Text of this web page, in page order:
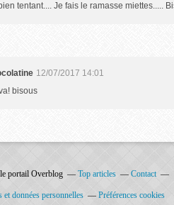
tentant.... Je fais le ramasse miettes.....
12/07/2017 14:01
bisous
portail Overblog Top articles Contact
et données personnelles Préférences cookies